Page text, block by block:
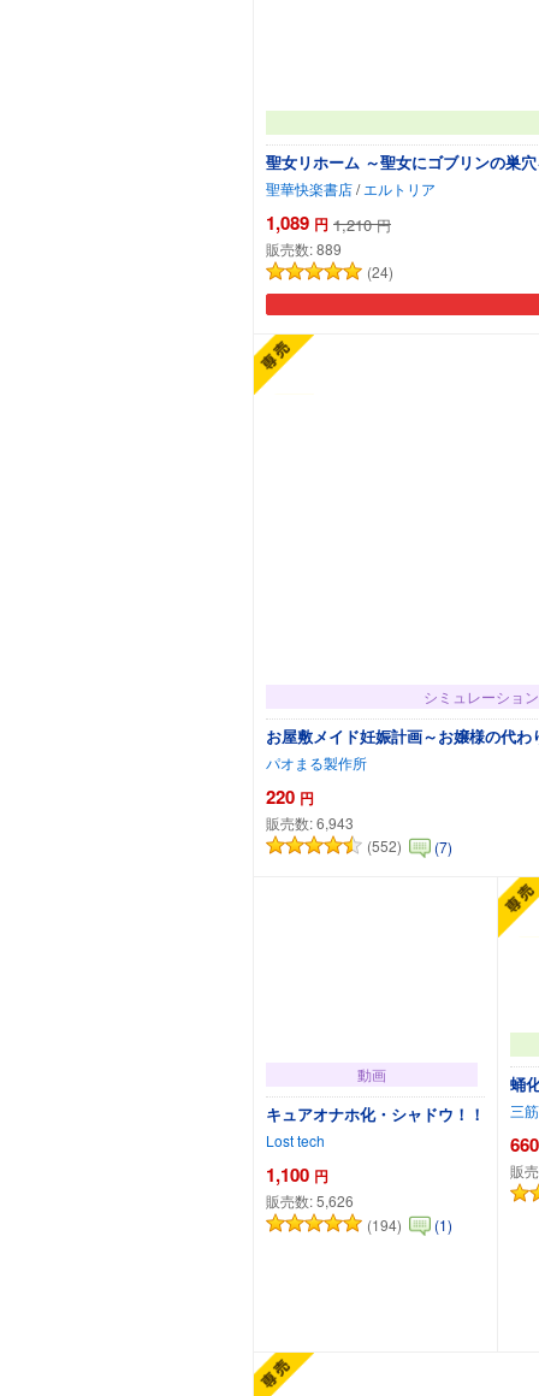
聖女リホーム ～聖女にゴブリンの巣
聖華快楽書店/ エルトリア
1,089 円 1,210 円
販売数:889
(24)
シミュレーション
お屋敷メイド妊娠計画～お嬢様の代
パオまる製作所
220 円
販売数:6,943
(552)
(7)カートに追加
動画
キュアオナホ化・シャドウ！！
Lost tech
1,100 円
販売数:5,626
(194)
(1)
蛹
三
660
販